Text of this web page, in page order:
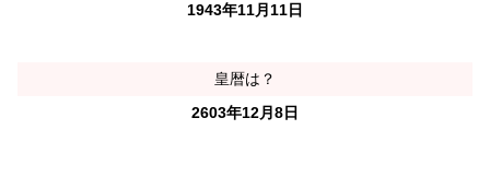
1943年11月11日
皇暦は？
2603年12月8日